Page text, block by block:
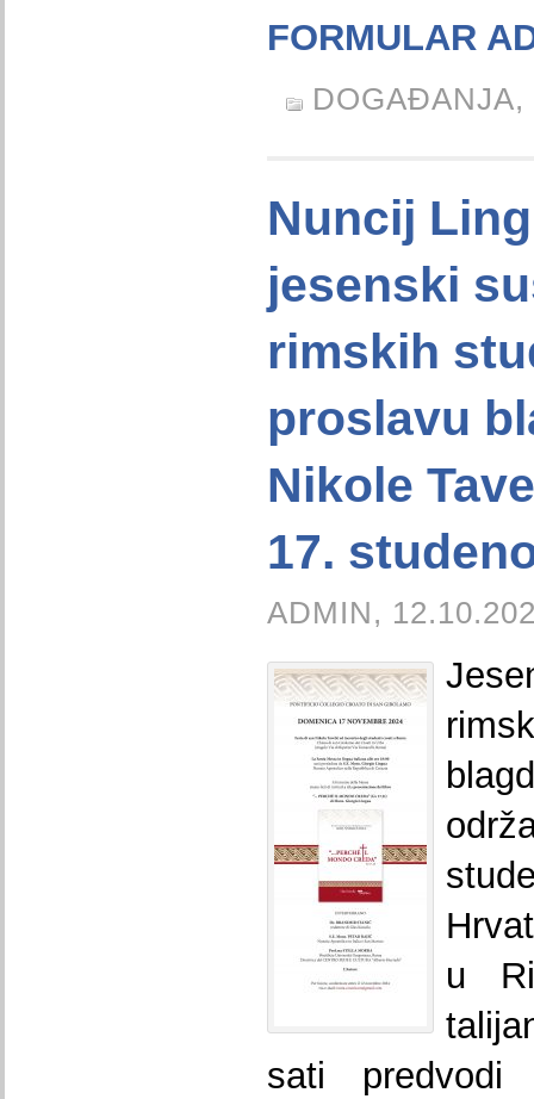
FORMULAR
DOGAĐANJA,
Nuncij
jesenski
rimskih
proslavu
Nikole
17.
ADMIN,
u
sati predvodi